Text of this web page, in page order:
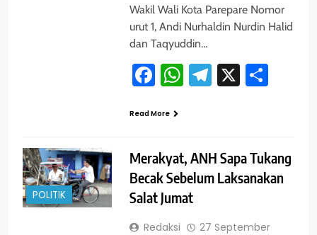
Wakil Wali Kota Parepare Nomor
urut 1, Andi Nurhaldin Nurdin Halid
dan Taqyuddin…
Facebook
WhatsApp
Telegram
X
Read More
POLITIK
Merakyat, ANH Sapa Tukang
Becak Sebelum Laksanakan
Salat Jumat
Redaksi
27 September